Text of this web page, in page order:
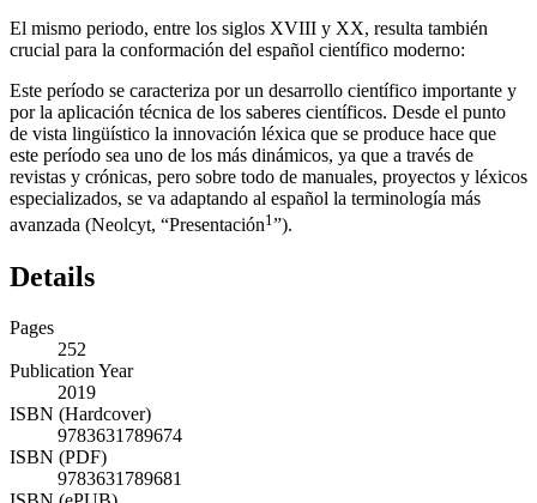
El mismo periodo, entre los siglos XVIII y XX, resulta también
crucial para la conformación del español científico moderno:
Este período se caracteriza por un desarrollo científico importante y
por la aplicación técnica de los saberes científicos. Desde el punto
de vista lingüístico la innovación léxica que se produce hace que
este período sea uno de los más dinámicos, ya que a través de
revistas y crónicas, pero sobre todo de manuales, proyectos y léxicos
especializados, se va adaptando al español la terminología más
avanzada (Neolcyt, “Presentación1 ”).
Details
Pages
252
Publication Year
2019
ISBN (Hardcover)
9783631789674
ISBN (PDF)
9783631789681